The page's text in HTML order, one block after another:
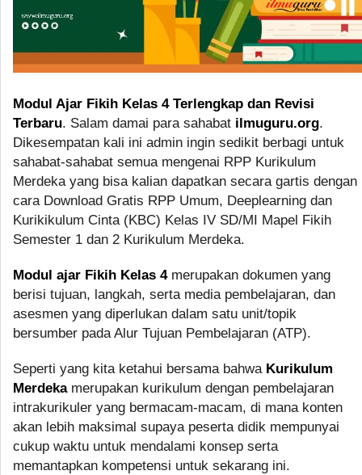
Modul Ajar Fikih Kelas 4 Terlengkap dan Revisi
Terbaru. Salam damai para sahabat ilmuguru.org.
Dikesempatan kali ini admin ingin sedikit berbagi untuk
sahabat-sahabat semua mengenai RPP Kurikulum
Merdeka yang bisa kalian dapatkan secara gartis dengan
cara Download Gratis RPP Umum, Deeplearning dan
Kurikikulum Cinta (KBC) Kelas IV SD/MI Mapel Fikih
Semester 1 dan 2 Kurikulum Merdeka.
Modul ajar Fikih Kelas 4merupakan dokumen yang
berisi tujuan, langkah, serta media pembelajaran, dan
asesmen yang diperlukan dalam satu unit/topik
bersumber pada Alur Tujuan Pembelajaran (ATP).
Seperti yang kita ketahui bersama bahwa Kurikulum
Merdekamerupakan kurikulum dengan pembelajaran
intrakurikuler yang bermacam-macam, di mana konten
akan lebih maksimal supaya peserta didik mempunyai
cukup waktu untuk mendalami konsep serta
memantapkan kompetensi untuk sekarang ini.